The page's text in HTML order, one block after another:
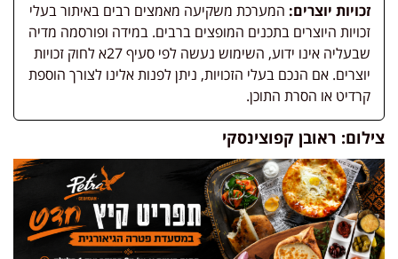
זכויות יוצרים: המערכת משקיעה מאמצים רבים באיתור בעלי
זכויות היוצרים בתכנים המופצים ברבים. במידה ופורסמה מדיה
שבעליה אינו ידוע, השימוש נעשה לפי סעיף 27א לחוק זכויות
יוצרים. אם הנכם בעלי הזכויות, ניתן לפנות אלינו לצורך הוספת
קרדיט או הסרת התוכן.
צילום: ראובן קפוצינסקי